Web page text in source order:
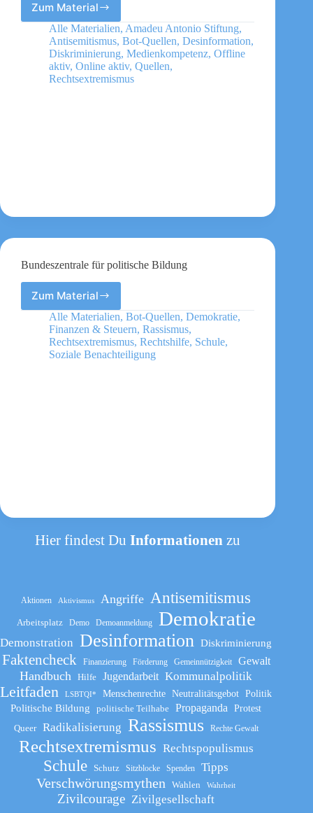
Zum MaterialDemokratieatlas
2025
Rechtsextremismus
und
zivilgesellschaftliches
Handeln
Alle Materialien, Amadeu Antonio Stiftung,
Antisemitismus, Bot-Quellen, Desinformation,
Diskriminierung, Medienkompetenz, Offline
aktiv, Online aktiv, Quellen,
Rechtsextremismus
Bundeszentrale für politische Bildung
Zum MaterialBundeszentrale
für
politische
Bildung
Alle Materialien, Bot-Quellen, Demokratie,
Finanzen & Steuern, Rassismus,
Rechtsextremismus, Rechtshilfe, Schule,
Soziale Benachteiligung
Hier findest DuInformationenzu
Aktionen Aktivismus Angriffe Antisemitismus
Arbeitsplatz Demo Demoanmeldung Demokratie
Demonstration Desinformation Diskriminierung
Faktencheck Finanzierung Förderung Gemeinnützigkeit Gewalt
Handbuch Hilfe Jugendarbeit Kommunalpolitik
Leitfaden LSBTQI* Menschenrechte Neutralitätsgebot Politik
Politische Bildung politische Teilhabe Propaganda
Protest
Queer
Radikalisierung Rassismus Rechte Gewalt
Rechtsextremismus Rechtspopulismus
Schule Schutz Sitzblocke Spenden Tipps
Verschwörungsmythen Wahlen Wahrheit
Zivilcourage Zivilgesellschaft